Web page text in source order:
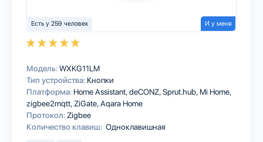
Есть у 259 человек И у меня
Модель:WXKG11LM
Тип устройства: Кнопки
Платформа: Home AssistantdeCONZSprut.hub Mi Home
zigbee2mqttZiGateAqara Home
Протокол:Zigbee
Количество клавиш: Одноклавишная